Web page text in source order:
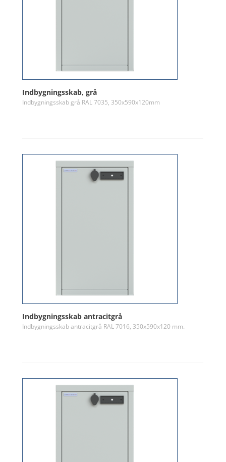
Indbygningsskab, grå
Indbygningsskab grå RAL 7035, 350x590x120mm
Indbygningsskab antracitgrå
Indbygningsskab antracitgrå RAL 7016, 350x590x120 mm.